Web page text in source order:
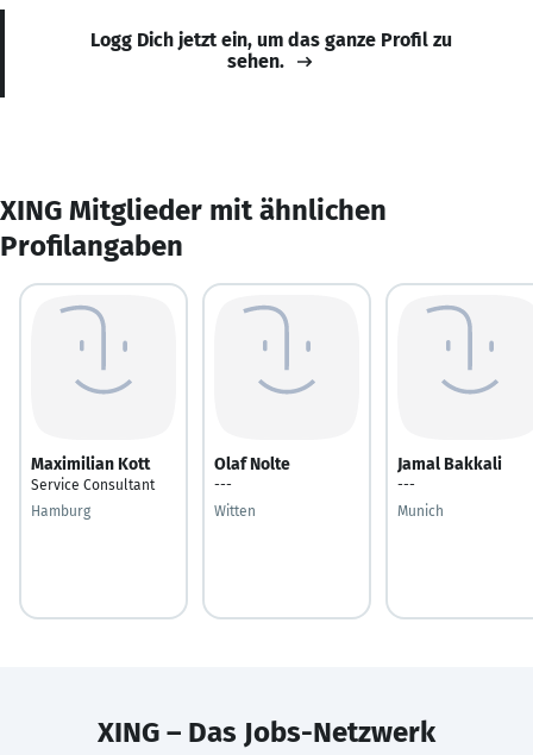
Logg Dich jetzt ein, um das ganze Profil zu
sehen.
XING Mitglieder mit ähnlichen
Profilangaben
Maximilian Kott
Service Consultant
Hamburg
Olaf Nolte
---
Witten
Jamal Bakkali
---
Munich
XING – Das Jobs-Netzwerk